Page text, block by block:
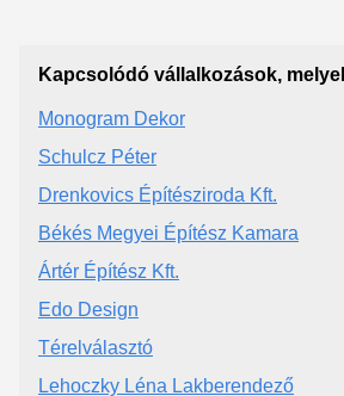
Kapcsolódó vállalkozások,
Monogram Dekor
Schulcz Péter
Drenkovics Építésziroda Kft.
Békés Megyei Építész Kamara
Ártér Építész Kft.
Edo Design
Térelválasztó
Lehoczky Léna Lakberendező